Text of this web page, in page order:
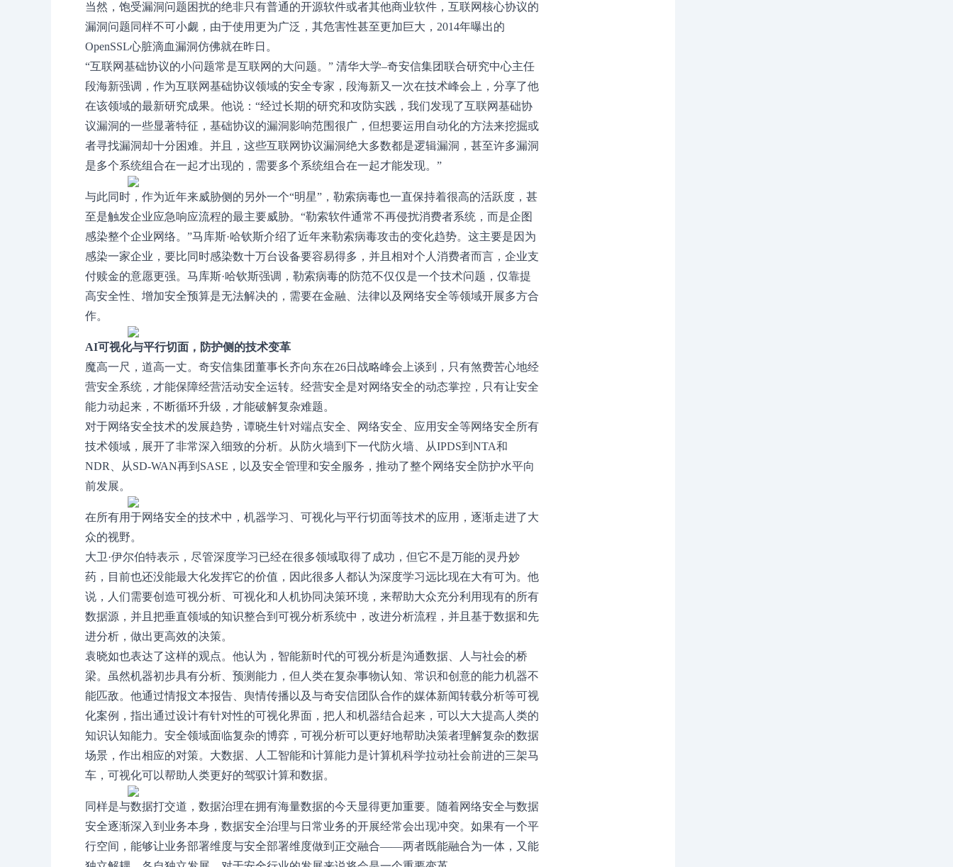
当然，饱受漏洞问题困扰的绝非只有普通的开源软件或者其他商业软件，互联网核心协议的
漏洞问题同样不可小觑，由于使用更为广泛，其危害性甚至更加巨大，2014年曝出的
OpenSSL心脏滴血漏洞仿佛就在昨日。
“互联网基础协议的小问题常是互联网的大问题。” 清华大学–奇安信集团联合研究中心主任
段海新强调，作为互联网基础协议领域的安全专家，段海新又一次在技术峰会上，分享了他
在该领域的最新研究成果。他说：“经过长期的研究和攻防实践，我们发现了互联网基础协
议漏洞的一些显著特征，基础协议的漏洞影响范围很广，但想要运用自动化的方法来挖掘或
者寻找漏洞却十分困难。并且，这些互联网协议漏洞绝大多数都是逻辑漏洞，甚至许多漏洞
是多个系统组合在一起才出现的，需要多个系统组合在一起才能发现。”
与此同时，作为近年来威胁侧的另外一个“明星”，勒索病毒也一直保持着很高的活跃度，甚
至是触发企业应急响应流程的最主要威胁。“勒索软件通常不再侵扰消费者系统，而是企图
感染整个企业网络。”马库斯·哈钦斯介绍了近年来勒索病毒攻击的变化趋势。这主要是因为
感染一家企业，要比同时感染数十万台设备要容易得多，并且相对个人消费者而言，企业支
付赎金的意愿更强。马库斯·哈钦斯强调，勒索病毒的防范不仅仅是一个技术问题，仅靠提
高安全性、增加安全预算是无法解决的，需要在金融、法律以及网络安全等领域开展多方合
作。
AI可视化与平行切面，防护侧的技术变革
魔高一尺，道高一丈。奇安信集团董事长齐向东在26日战略峰会上谈到，只有煞费苦心地经
营安全系统，才能保障经营活动安全运转。经营安全是对网络安全的动态掌控，只有让安全
能力动起来，不断循环升级，才能破解复杂难题。
对于网络安全技术的发展趋势，谭晓生针对端点安全、网络安全、应用安全等网络安全所有
技术领域，展开了非常深入细致的分析。从防火墙到下一代防火墙、从IPDS到NTA和
NDR、从SD-WAN再到SASE，以及安全管理和安全服务，推动了整个网络安全防护水平向
前发展。
在所有用于网络安全的技术中，机器学习、可视化与平行切面等技术的应用，逐渐走进了大
众的视野。
大卫·伊尔伯特表示，尽管深度学习已经在很多领域取得了成功，但它不是万能的灵丹妙
药，目前也还没能最大化发挥它的价值，因此很多人都认为深度学习远比现在大有可为。他
说，人们需要创造可视分析、可视化和人机协同决策环境，来帮助大众充分利用现有的所有
数据源，并且把垂直领域的知识整合到可视分析系统中，改进分析流程，并且基于数据和先
进分析，做出更高效的决策。
袁晓如也表达了这样的观点。他认为，智能新时代的可视分析是沟通数据、人与社会的桥
梁。虽然机器初步具有分析、预测能力，但人类在复杂事物认知、常识和创意的能力机器不
能匹敌。他通过情报文本报告、舆情传播以及与奇安信团队合作的媒体新闻转载分析等可视
化案例，指出通过设计有针对性的可视化界面，把人和机器结合起来，可以大大提高人类的
知识认知能力。安全领域面临复杂的博弈，可视分析可以更好地帮助决策者理解复杂的数据
场景，作出相应的对策。大数据、人工智能和计算能力是计算机科学拉动社会前进的三架马
车，可视化可以帮助人类更好的驾驭计算和数据。
同样是与数据打交道，数据治理在拥有海量数据的今天显得更加重要。随着网络安全与数据
安全逐渐深入到业务本身，数据安全治理与日常业务的开展经常会出现冲突。如果有一个平
行空间，能够让业务部署维度与安全部署维度做到正交融合——两者既能融合为一体，又能